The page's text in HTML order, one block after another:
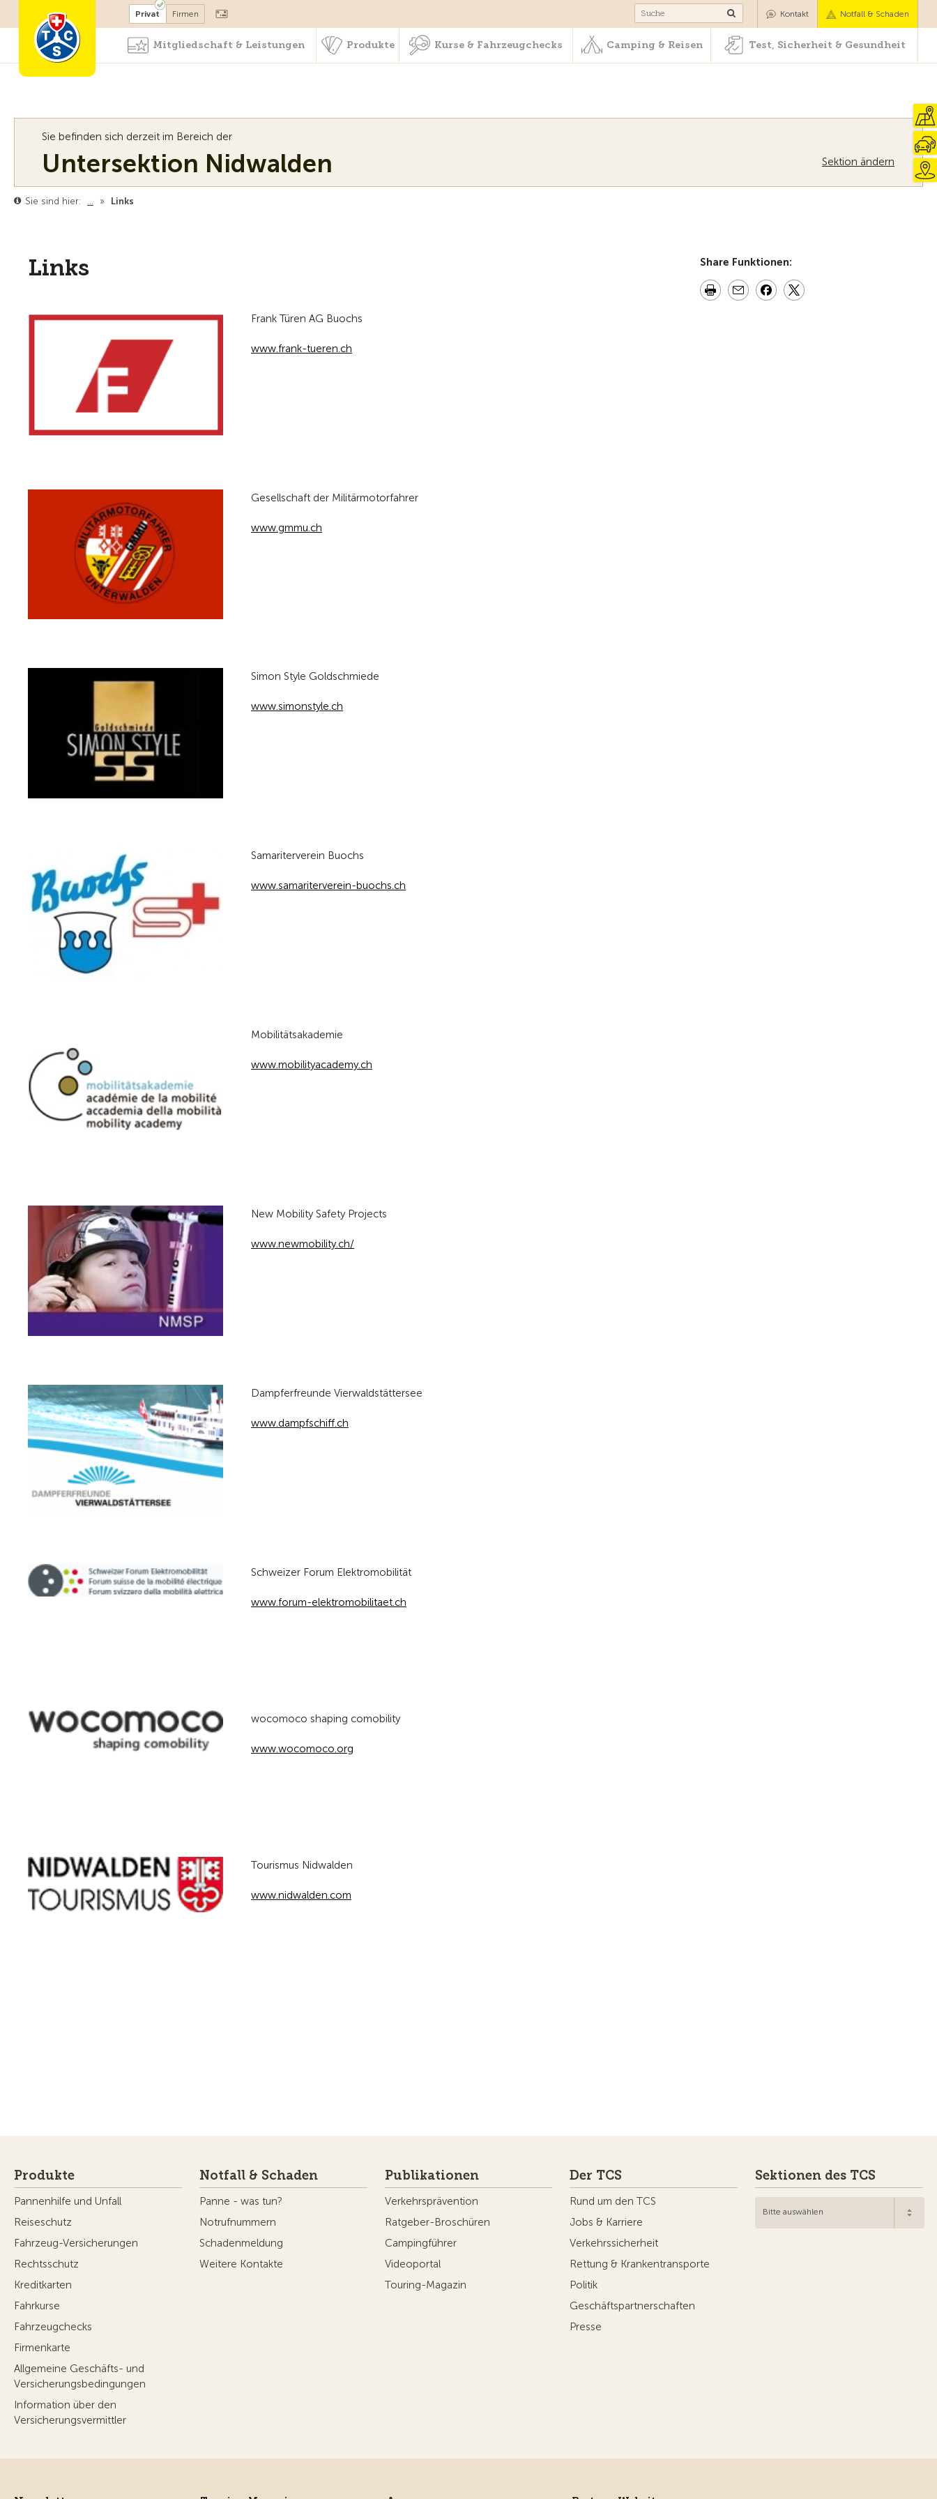
Mitglied werden Camping & Reisen Test, Sicherheit & Gesundheit
Privat Firmen Kontakt Notfall & Schaden
Mitgliedschaft & Leistungen Produkte Kurse & Fahrzeugchecks Camping & Reisen Test, Sicherheit & Gesundheit
Sie befinden sich derzeit im Bereich der
Untersektion Nidwalden Sektion ändern
Sie sind hier: … » Links
Links
Frank Türen AG Buochs
www.frank-tueren.ch
Gesellschaft der Militärmotorfahrer
www.gmmu.ch
Simon Style Goldschmiede
www.simonstyle.ch
Samariterverein Buochs
www.samariterverein-buochs.ch
Mobilitätsakademie
www.mobilityacademy.ch
New Mobility Safety Projects
www.newmobility.ch/
Dampferfreunde Vierwaldstättersee
www.dampfschiff.ch
Schweizer Forum Elektromobilität
www.forum-elektromobilitaet.ch
wocomoco shaping comobility
www.wocomoco.org
Tourismus Nidwalden
www.nidwalden.com
Share Funktionen:
Produkte
Pannenhilfe und Unfall
Reiseschutz
Fahrzeug-Versicherungen
Rechtsschutz
Kreditkarten
Fahrkurse
Fahrzeugchecks
Firmenkarte
Allgemeine Geschäfts- und
Versicherungsbedingungen
Information über den
Versicherungsvermittler
Notfall & Schaden
Panne - was tun?
Notrufnummern
Schadenmeldung
Weitere Kontakte
Publikationen
Verkehrsprävention
Ratgeber-Broschüren
Campingführer
Videoportal
Touring-Magazin
Der TCS
Rund um den TCS
Jobs & Karriere
Verkehrssicherheit
Rettung & Krankentransporte
Politik
Geschäftspartnerschaften
Presse
Sektionen des TCS
Bitte auswählen